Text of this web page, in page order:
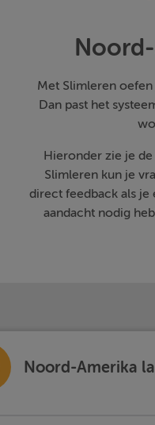
Met Slimleren
Dan past het
Hieronder zie je
Slimleren kun je
direct feedback als
aandacht nodig
Noord-Amerika